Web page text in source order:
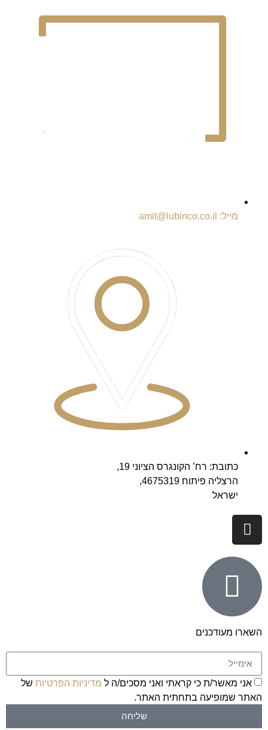
מייל: amit@lubinco.co.il
כתובת: רח’ הקונגרס הציוני 19,
הרצליה פיתוח 4675319,
ישראל
השארו מעודכנים
אני מאשר/ת כי קראתי ואני מסכים/ה ל מדיניות הפרטיות של
האתר שמופיעה בתחתית האתר.
שליחה